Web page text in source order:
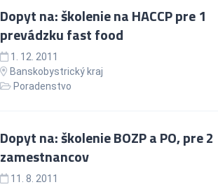
Dopyt na: školenie na HACCP pre 1
prevádzku fast food
1. 12. 2011
Banskobystrický kraj
Poradenstvo
Dopyt na: školenie BOZP a PO, pre 2
zamestnancov
11. 8. 2011